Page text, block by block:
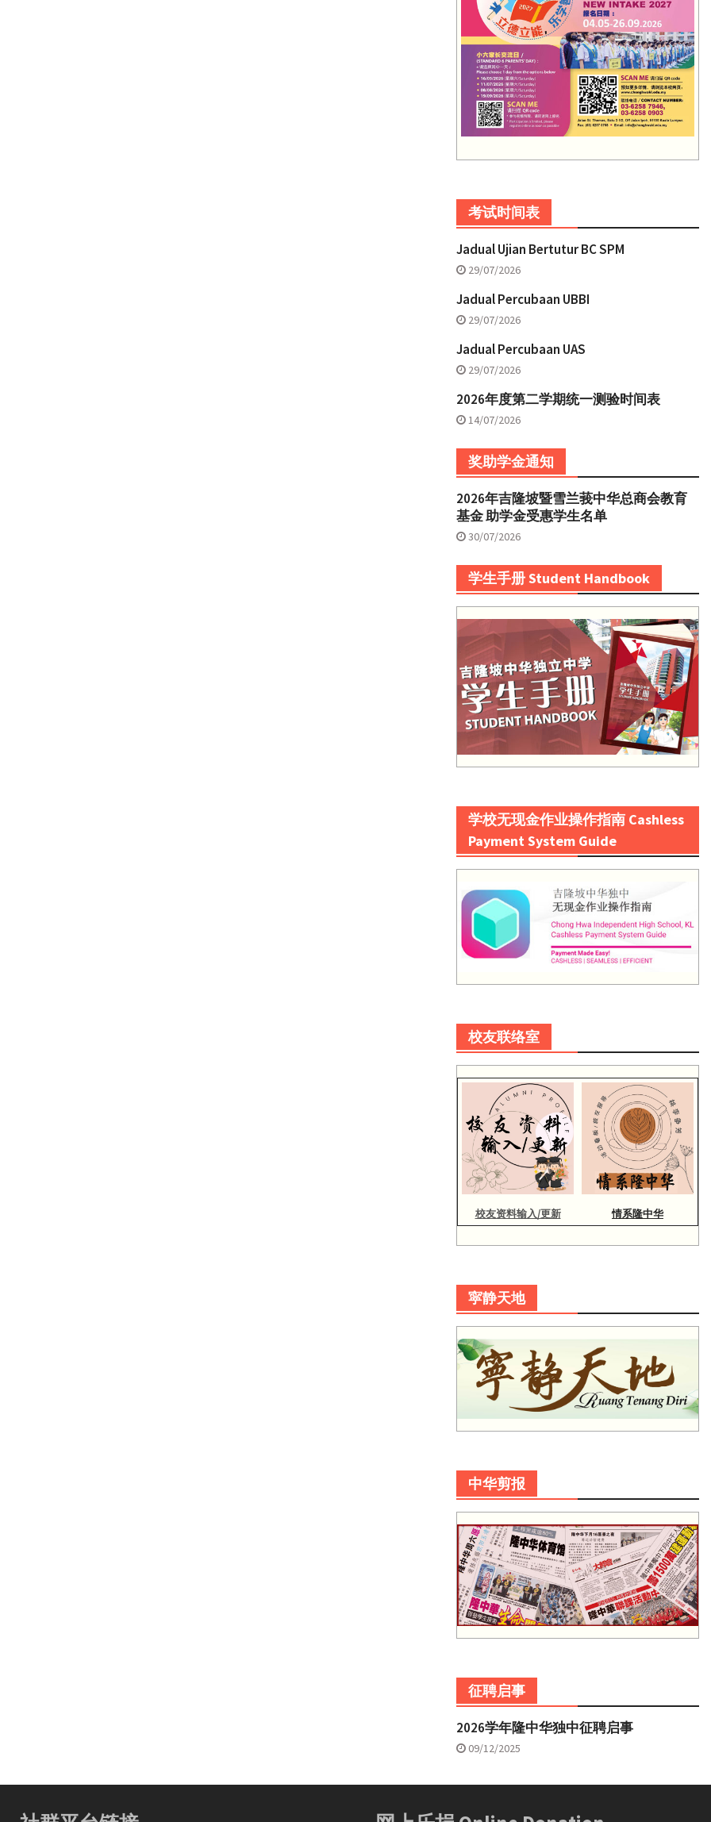
考试时间表
Jadual Ujian Bertutur BC SPM
29/07/2026
Jadual Percubaan UBBI
29/07/2026
Jadual Percubaan UAS
29/07/2026
2026年度第二学期统一测验时间表
14/07/2026
奖助学金通知
2026年吉隆坡暨雪兰莪中华总商会教育
基金 助学金受惠学生名单
30/07/2026
学生手册 Student Handbook
学校无现金作业操作指南 Cashless
Payment System Guide
校友联络室
校友资料输入/更新 情系隆中华
寜静天地
中华剪报
征聘启事
2026学年隆中华独中征聘启事
09/12/2025